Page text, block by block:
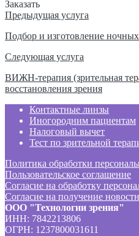
Заказать
Навигация
по
записям
Предыдущая услуга
Подбор и изготовление
Следующая услуга
ВИЖН-терапия (зрительная
восстановления зрения
Контактные линзы
Иногородним пациентам
Налоговый вычет
Тест по зрительной
Политика обработки
Пользовательское соглашение
Согласие на обработку
Согласие на получение
ООО "Технологии зрения"
ИНН: 7842213806
ОГРН: 1237800031611